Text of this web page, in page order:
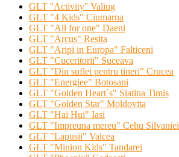
GLT ''Activity'' Valiug
GLT "4 Kids" Ciumarna
GLT "All for one" Daeni
GLT "Arcus" Resita
GLT "Aripi in Europa" Falticeni
GLT "Cuceritorii" Suceava
GLT "Din suflet pentru tineri" Crucea
GLT "Energiee" Botosani
GLT "Golden Heart`s" Slatina Timis
GLT "Golden Star" Moldovita
GLT "Hai Hui" Iasi
GLT "Impreuna mereu" Cehu Silvaniei
GLT "Lapusii" Valcea
GLT "Minion Kids" Tandarei